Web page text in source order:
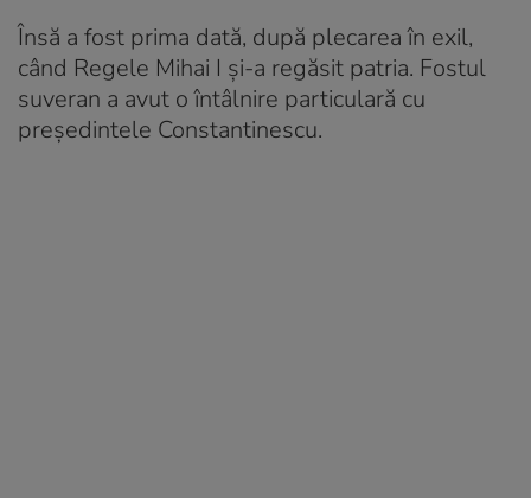
Însă a fost prima dată, după plecarea în exil,
când Regele Mihai I și-a regăsit patria. Fostul
suveran a avut o întâlnire particulară cu
președintele Constantinescu.